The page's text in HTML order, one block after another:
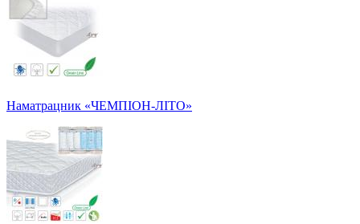
Наматрацник «ЧЕМПІОН-ЛІТО»